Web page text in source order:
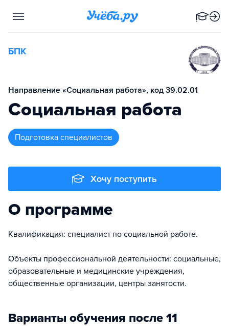
БПК
Направление «Социальная работа», код 39.02.01
Социальная работа
подготовка специалистов
Хочу поступить
О программе
Квалификация: специалист по социальной работе.
Объекты профессиональной деятельности: социальные,
образовательные и медицинские учреждения,
общественные организации, центры занятости.
Варианты обучения после 11